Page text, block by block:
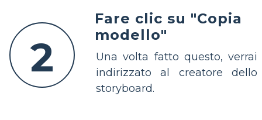
2
Fare clic su "Copia
modello"
Una volta fatto questo, verrai
indirizzato al creatore dello
storyboard.